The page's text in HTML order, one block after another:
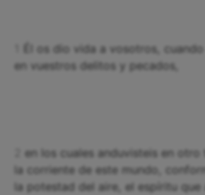
Él os dio vida a vosotros,
en vuestros delitos y pecados,
en los cuales anduvisteis en otro
la corriente de este mundo,
la potestad del aire, el espíritu que